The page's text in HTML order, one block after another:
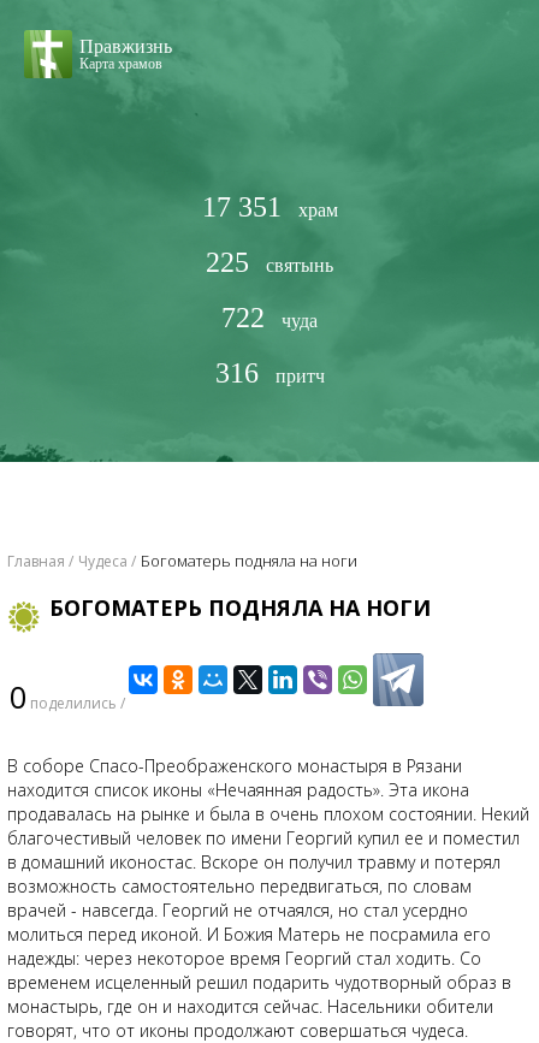
Правжизнь
Карта храмов
17 351 храм
225 святынь
722 чуда
316 притч
Главная Чудеса Богоматерь подняла на ноги
БОГОМАТЕРЬ ПОДНЯЛА НА НОГИ
0 поделились /
В соборе Спасо-Преображенского монастыря в Рязани
находится список иконы «Нечаянная радость». Эта икона
продавалась на рынке и была в очень плохом состоянии. Некий
благочестивый человек по имени Георгий купил ее и поместил
в домашний иконостас. Вскоре он получил травму и потерял
возможность самостоятельно передвигаться, по словам
врачей - навсегда. Георгий не отчаялся, но стал усердно
молиться перед иконой. И Божия Матерь не посрамила его
надежды: через некоторое время Георгий стал ходить. Со
временем исцеленный решил подарить чудотворный образ в
монастырь, где он и находится сейчас. Насельники обители
говорят, что от иконы продолжают совершаться чудеса.